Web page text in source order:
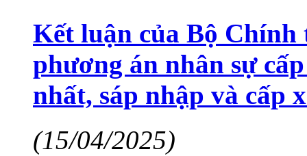
Kết luận của Bộ
phương án nhân sự
nhất, sáp nhập và cấp
(15/04/2025)